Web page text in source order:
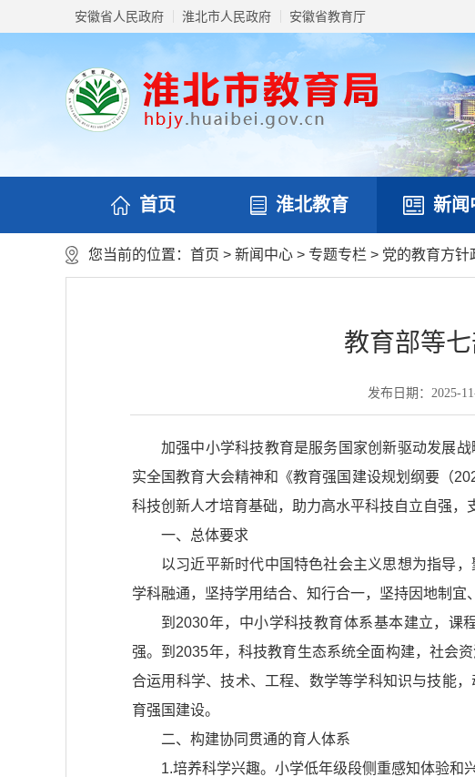
安徽省人民政府 淮北市人民政府 安徽省教育厅
首页 淮北教育 新闻
您当前的位置： 首页 > 新闻中心 > 专题专栏 > 党的教育方针
教育部等
发布日期：2025-
加强中小学科技教育是服务国家创新驱动发展
实全国教育大会精神和《教育强国建设规划纲要（
科技创新人才培育基础，助力高水平科技自立自强，
一、总体要求
以习近平新时代中国特色社会主义思想为指导
学科融通，坚持学用结合、知行合一，坚持因地制宜
到2030年，中小学科技教育体系基本建立，课
强。到2035年，科技教育生态系统全面构建，社会
合运用科学、技术、工程、数学等学科知识与技能
育强国建设。
二、构建协同贯通的育人体系
1.培养科学兴趣。小学低年级段侧重感知体验和